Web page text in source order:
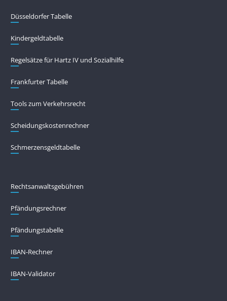
Düsseldorfer Tabelle
Kindergeldtabelle
Regelsätze für Hartz IV und Sozialhilfe
Frankfurter Tabelle
Tools zum Verkehrsrecht
Scheidungskostenrechner
Schmerzensgeldtabelle
Rechtsanwaltsgebühren
Pfändungs­rechner
Pfändungs­tabelle
IBAN-Rechner
IBAN-Validator